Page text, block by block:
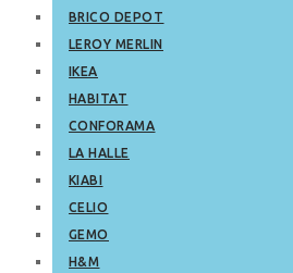
BRICO DEPOT
LEROY MERLIN
IKEA
HABITAT
CONFORAMA
LA HALLE
KIABI
CELIO
GEMO
H&M